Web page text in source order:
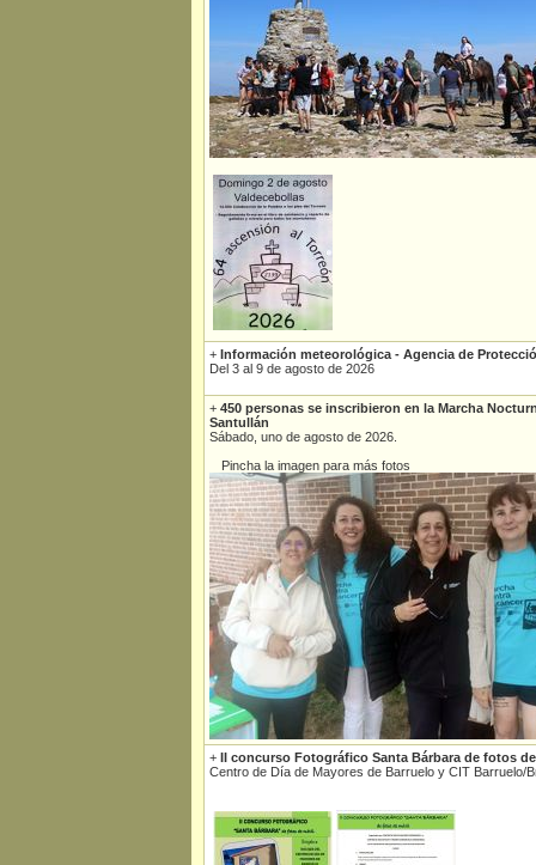
+ Información meteorológica - Agencia de
Del 3 al 9 de agosto de 2026
+ 450 personas se inscribieron en la Marcha
Santullán
Sábado, uno de agosto de 2026.
Pincha la imagen para más fotos
+ II concurso Fotográfico Santa Bárbara de fotos
Centro de Día de Mayores de Barruelo y CIT Barruelo/